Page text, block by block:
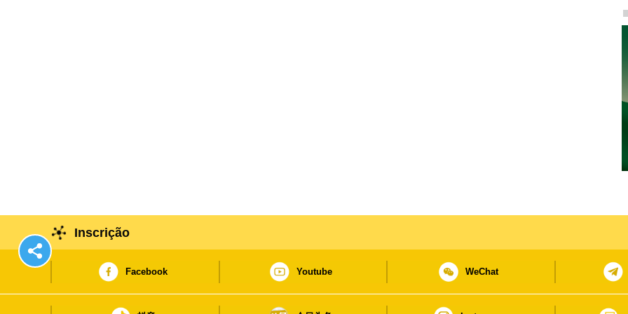
Inscrição
Facebook Youtube WeChat